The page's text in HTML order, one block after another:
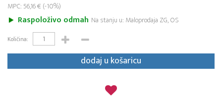
MPC: 56,16 € (-10%)
Raspoloživo odmah Na stanju u: Maloprodaja ZG, OS
Količina:
dodaj u košaricu